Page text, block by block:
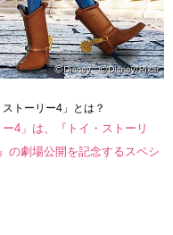
トーリー4」とは？
4」は、『トイ・ストーリ
の劇場公開を記念するスペシ